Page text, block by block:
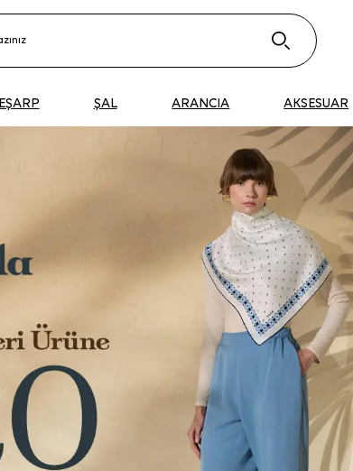
EŞARP ŞAL ARANCIA AKSESUAR